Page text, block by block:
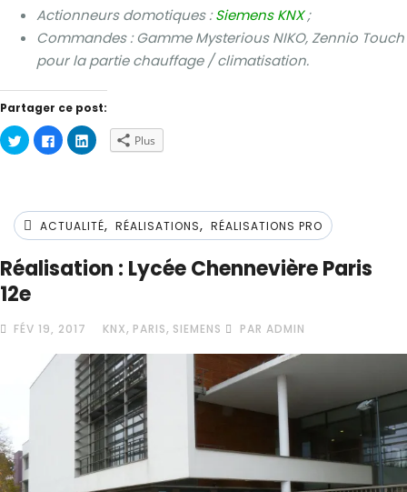
Actionneurs domotiques :Siemens KNX;
Commandes : Gamme Mysterious NIKO, Zennio Touch
pour la partie chauffage / climatisation.
Partager ce post:
Cliquez
pour
partager
nouvelle
fenêtre)
Cliquez
pour
partager
nouvelle
fenêtre)
Cliquez
pour
nouvelle
fenêtre)
Plus
ACTUALITÉ, RÉALISATIONS, RÉALISATIONS PRO
Réalisation : Lycée Chennevière Paris
12e
FÉV 19, 2017 KNX, PARIS, SIEMENS PAR ADMIN